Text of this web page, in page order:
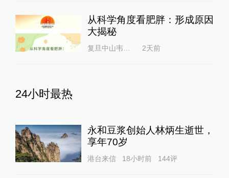
从科学角度看肥胖：形成原因
大揭秘
复旦中山韦素兰 2天前
24小时最热
永和豆浆创始人林炳生逝世，
享年70岁
港台来信 18小时前 144评